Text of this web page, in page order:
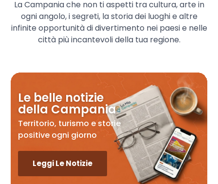
La Campania che non ti aspetti tra cultura, arte in
ogni angolo, i segreti, la storia dei luoghi e altre
infinite opportunità di divertimento nei paesi e nelle
città più incantevoli della tua regione.
Le belle notizie
della Campania
Territorio, turismo e storie
positive ogni giorno
Leggi Le Notizie